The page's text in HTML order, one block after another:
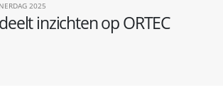
inzichten op ORTEC
2025